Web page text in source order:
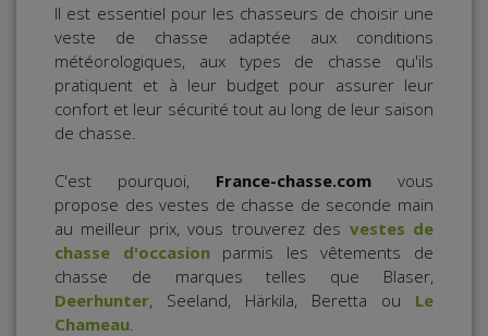
Il est essentiel pour les chasseurs de choisir une
veste de chasse adaptée aux conditions
météorologiques, aux types de chasse qu'ils
pratiquent et à leur budget pour assurer leur
confort et leur sécurité tout au long de leur saison
de chasse.
C'est pourquoi, France-chasse.com vous
propose des vestes de chasse de seconde main
au meilleur prix, vous trouverez des vestes de
chasse d'occasionparmis les vêtements de
chasse de marques telles que Blaser,
Deerhunter, Seeland, Härkila, Beretta ou Le
Chameau